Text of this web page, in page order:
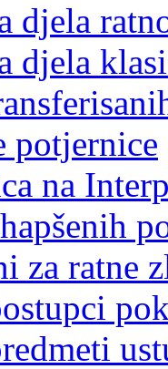
djela
djela
potjernice
na
za ratne